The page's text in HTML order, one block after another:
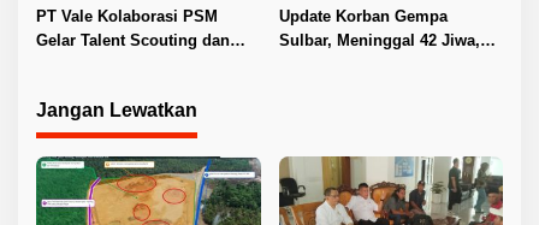
p
s
Program Sosial
PT Vale Kolaborasi PSM
Gelar Talent Scouting dan
Update Korban Gempa
Sulbar, Meninggal 42 Jiwa,
Jangan Lewatkan